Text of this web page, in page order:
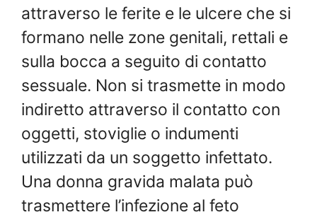
attraverso le ferite e le ulcere che si
formano nelle zone genitali, rettali e
sulla bocca a seguito di contatto
sessuale. Non si trasmette in modo
indiretto attraverso il contatto con
oggetti, stoviglie o indumenti
utilizzati da un soggetto infettato.
Una donna gravida malata può
trasmettere l’infezione al feto